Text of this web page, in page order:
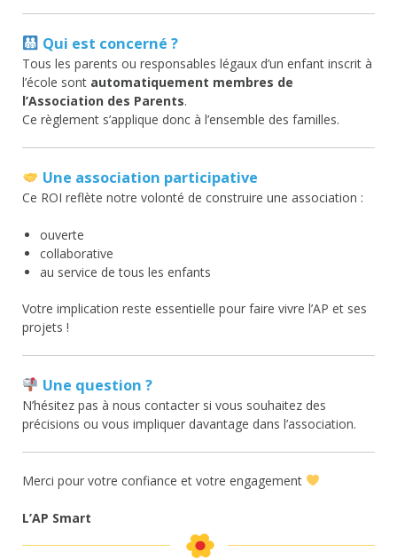
Qui est concerné ?
Tous les parents ou responsables légaux d’un enfant inscrit à
l’école sont automatiquement membres de
l’Association des Parents.
Ce règlement s’applique donc à l’ensemble des familles.
Une association participative
Ce ROI reflète notre volonté de construire une association :
ouverte
collaborative
au service de tous les enfants
Votre implication reste essentielle pour faire vivre l’AP et ses
projets !
Une question ?
N’hésitez pas à nous contacter si vous souhaitez des
précisions ou vous impliquer davantage dans l’association.
Merci pour votre confiance et votre engagement
L’AP Smart